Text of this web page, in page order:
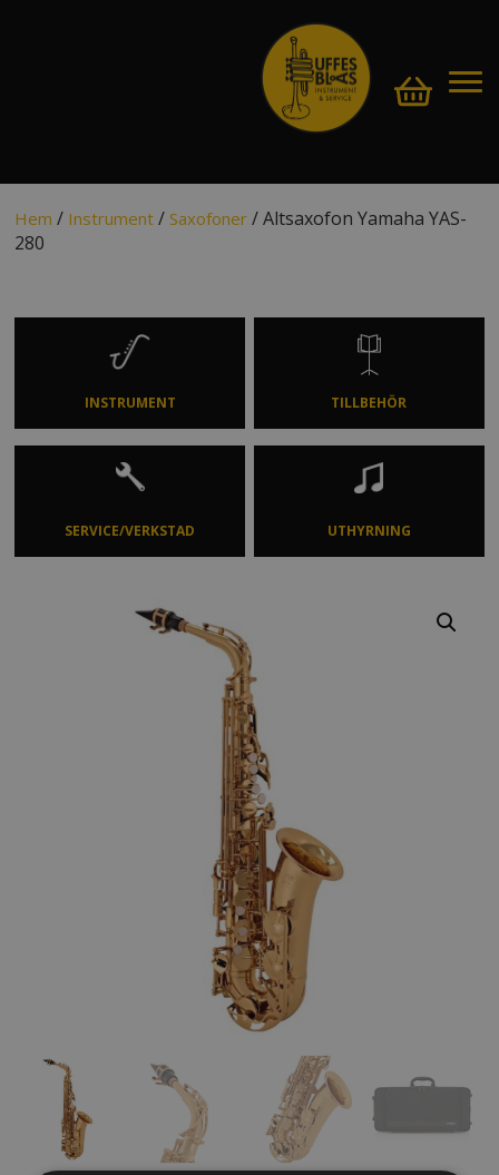
Hem / Instrument / Saxofoner / Altsaxofon Yamaha YAS-
280
INSTRUMENT TILLBEHÖR
SERVICE/VERKSTAD UTHYRNING